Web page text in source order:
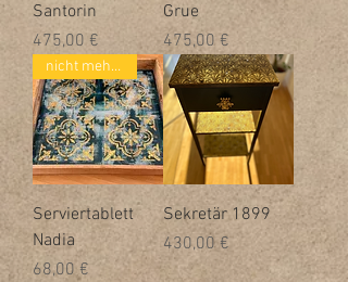
Santorin
Preis
475,00 €
Grue
Preis
475,00 €
nicht mehr verfügbar
Serviertablett
Nadia
Preis
68,00 €
Sekretär 1899
Preis
430,00 €